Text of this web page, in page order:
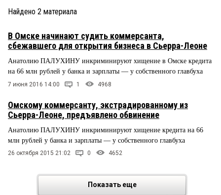
ПРОИСШЕСТВИЯ
СТИЛЬ ЖИЗНИ
Найдено 2 материала
В Омске начинают судить коммерсанта,
сбежавшего для открытия бизнеса в Сьерра-Леоне
Анатолию ПАЛУХИНУ инкриминируют хищение в Омске кредита
на 66 млн рублей у банка и зарплаты — у собственного главбуха
7 июня 2016 14:00 1 4968
Омскому коммерсанту, экстрадированному из
Сьерра-Леоне, предъявлено обвинение
Анатолию ПАЛУХИНУ инкриминируют хищение кредита на 66
млн рублей у банка и зарплаты — у собственного главбуха
26 октября 2015 21:02 0 4652
Показать еще